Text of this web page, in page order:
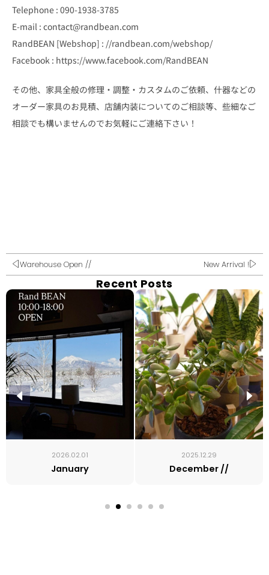
Telephone : 090-1938-3785
E-mail : contact@randbean.com
RandBEAN [Webshop] : //randbean.com/webshop/
Facebook : https://www.facebook.com/RandBEAN
その他、家具全般の修理・調整・カスタムのご依頼、什器などの
オーダー家具のお見積、店舗内装についてのご相談等、些細なご
相談でも構いませんのでお気軽にご連絡下さい！
Warehouse Open // New Arrival !
Recent Posts
2026.02.01
January
2025.12.29
December //